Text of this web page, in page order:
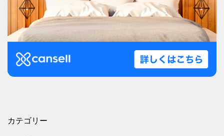
カテゴリー